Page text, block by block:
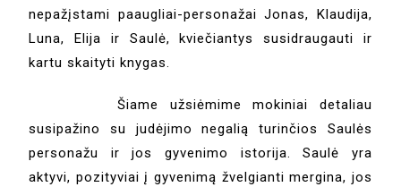
nepažįstami paaugliai-personažai Jonas, Klaudija,
Luna, Elija ir Saulė, kviečiantys susidraugauti ir
kartu skaityti knygas.
Šiame užsiėmime mokiniai detaliau
susipažino su judėjimo negalią turinčios Saulės
personažu ir jos gyvenimo istorija. Saulė yra
aktyvi, pozityviai į gyvenimą žvelgianti mergina, jos